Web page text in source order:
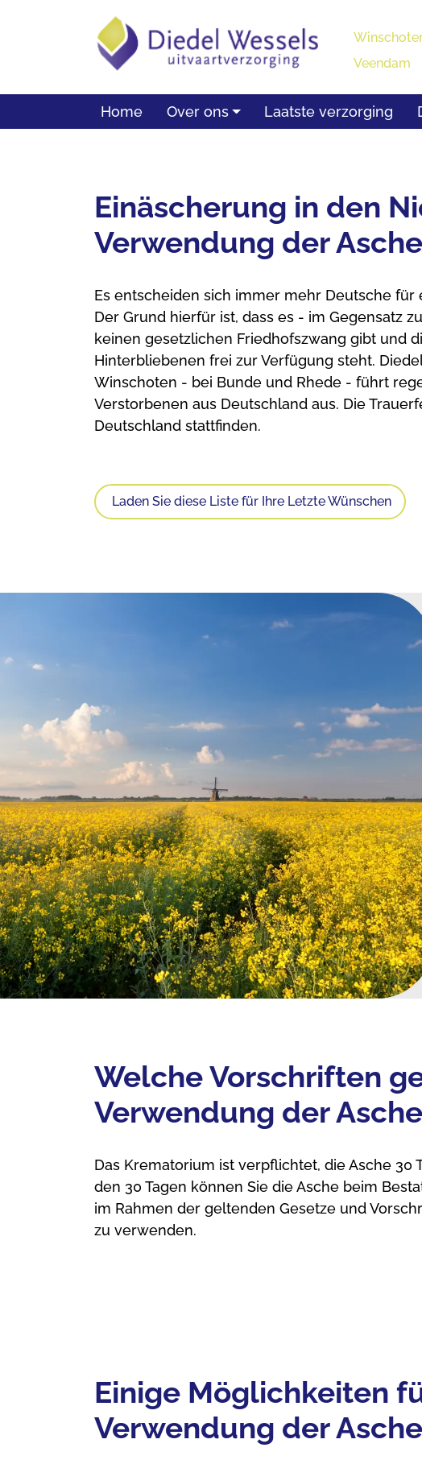
Veendam
Home Over ons Laatste verzorging
Einäscherung in den
Verwendung der
Es entscheiden sich immer mehr Deutsche
Der Grund hierfür ist, dass es - im Gegensatz
keinen gesetzlichen Friedhofszwang gibt und
Hinterbliebenen frei zur Verfügung steht.
Winschoten - bei Bunde und Rhede - führt
Verstorbenen aus Deutschland aus. Die
Deutschland stattfinden.
Laden Sie diese Liste für Ihre Letzte Wünschen
Welche Vorschriften
Verwendung der
Das Krematorium ist verpflichtet, die Asche 30
den 30 Tagen können Sie die Asche beim
im Rahmen der geltenden Gesetze und
zu verwenden.
Einige Möglichkeiten
Verwendung der Asche